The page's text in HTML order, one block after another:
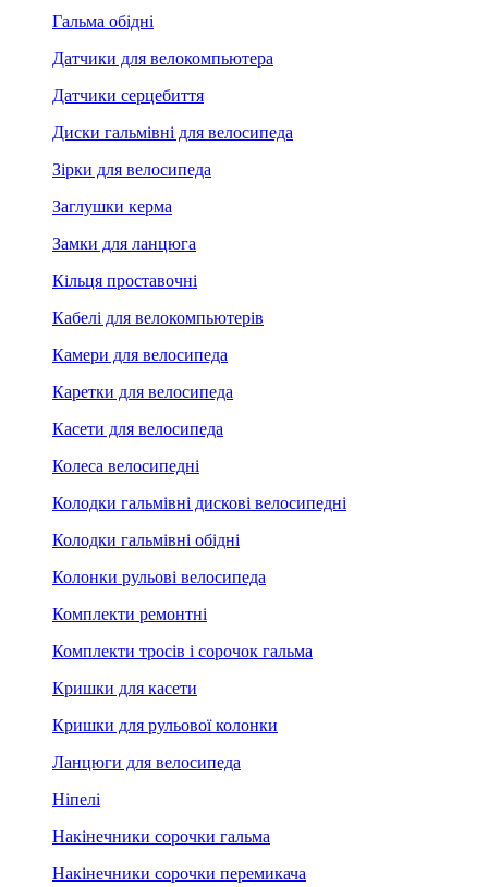
Гальма обідні
Датчики для велокомпьютера
Датчики серцебиття
Диски гальмівні для велосипеда
Зірки для велосипеда
Заглушки керма
Замки для ланцюга
Кільця проставочні
Кабелі для велокомпьютерів
Камери для велосипеда
Каретки для велосипеда
Касети для велосипеда
Колеса велосипедні
Колодки гальмівні дискові велосипедні
Колодки гальмівні обідні
Колонки рульові велосипеда
Комплекти ремонтні
Комплекти тросів і сорочок гальма
Кришки для касети
Кришки для рульової колонки
Ланцюги для велосипеда
Ніпелі
Накінечники сорочки гальма
Накінечники сорочки перемикача